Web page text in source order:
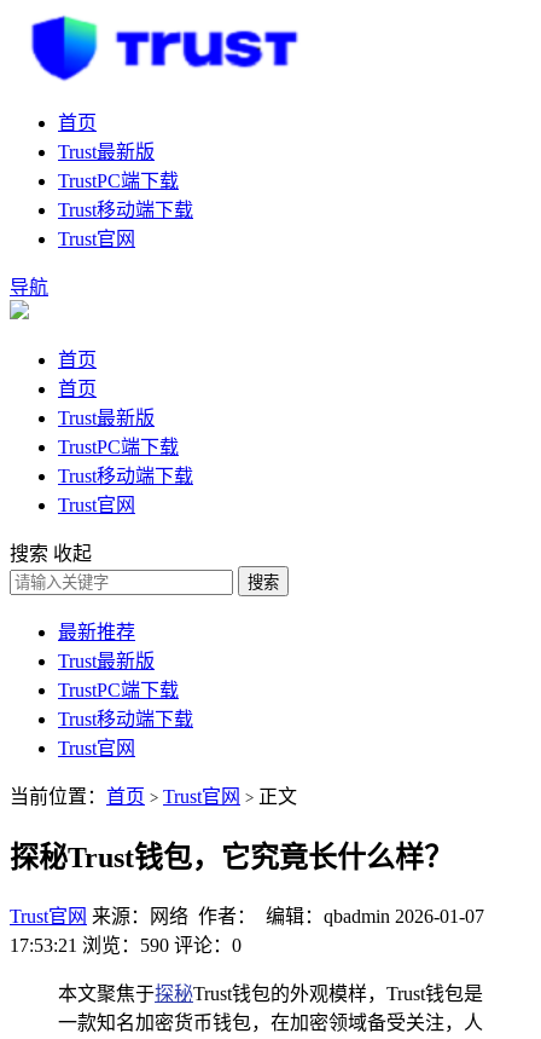
首页
Trust最新版
TrustPC端下载
Trust移动端下载
Trust官网
导航
首页
首页
Trust最新版
TrustPC端下载
Trust移动端下载
Trust官网
搜索 收起
搜索
最新推荐
Trust最新版
TrustPC端下载
Trust移动端下载
Trust官网
当前位置： 首页 > Trust官网 > 正文
探秘Trust钱包，它究竟长什么样？
Trust官网 来源：网络 作者： 编辑：qbadmin 2026-01-07
17:53:21 浏览：590 评论：0
本文聚焦于探秘Trust钱包的外观模样，Trust钱包是
一款知名加密货币钱包，在加密领域备受关注，人